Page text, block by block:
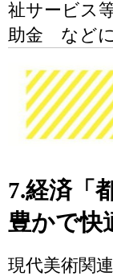
祉サービス
助金 などに
7.経済「
豊かで快
現代美術関